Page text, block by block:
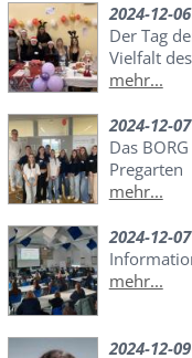
2024-12-06
Der Tag
Vielfalt
mehr...
2024-12-07
Das
Pregarten
mehr...
2024-12-07
mehr...
2024-12-09